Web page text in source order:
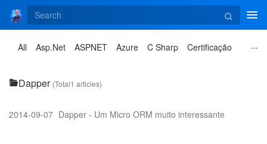
All
Asp.Net ASPNET Azure C Sharp Certificação
Dapper (Total1 articles)
2014-09-07 Dapper - Um Micro ORM muito interessante